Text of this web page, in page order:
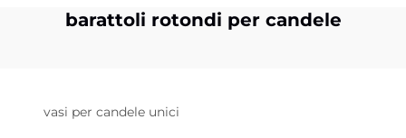
barattoli rotondi per candele
vasi per candele unici